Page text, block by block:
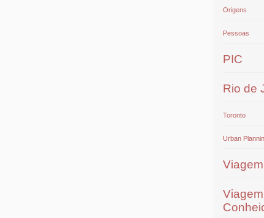
Origens
Pessoas
PIC
Rio de
Toronto
Urban
Viagem